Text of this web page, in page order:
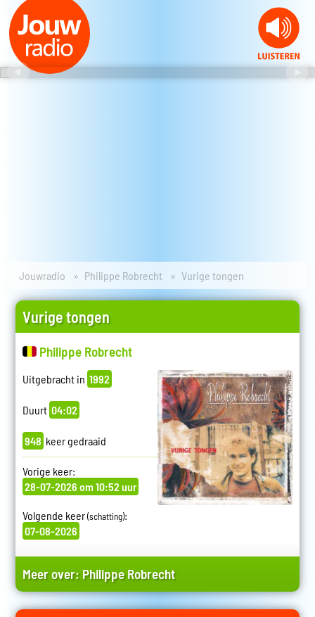
Jouwradio Philippe Robrecht Vurige tongen
Vurige tongen
Philippe Robrecht
Uitgebracht in 1992
Duurt 04:02
948 keer gedraaid
Vorige keer:
28-07-2026 om 10:52 uur
Volgende keer(schatting):
07-08-2026
Meer over: Philippe Robrecht